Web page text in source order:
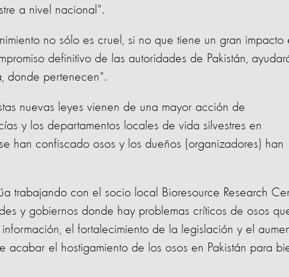
a nivel nacional".
no sólo es cruel, si no que tiene un gran impacto
definitivo de las autoridades de Pakistán,
donde pertenecen".
nuevas leyes vienen de una mayor acción de
y los departamentos locales de vida silvestres en
han confiscado osos y los dueños (organizadores) han
trabajando con el socio local Bioresource Research
y gobiernos donde hay problemas críticos de osos
el fortalecimiento de la legislación y el
acabar el hostigamiento de los osos en Pakistán para